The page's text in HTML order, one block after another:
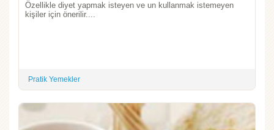
Özellikle diyet yapmak isteyen ve un kullanmak istemeyen
kişiler için önerilir....
Pratik Yemekler